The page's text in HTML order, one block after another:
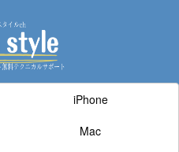
iPhone
Mac